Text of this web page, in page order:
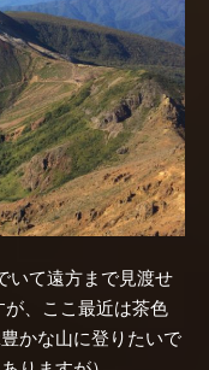
いて遠方まで見渡せ
が、ここ最近は茶色
かな山に登りたいで